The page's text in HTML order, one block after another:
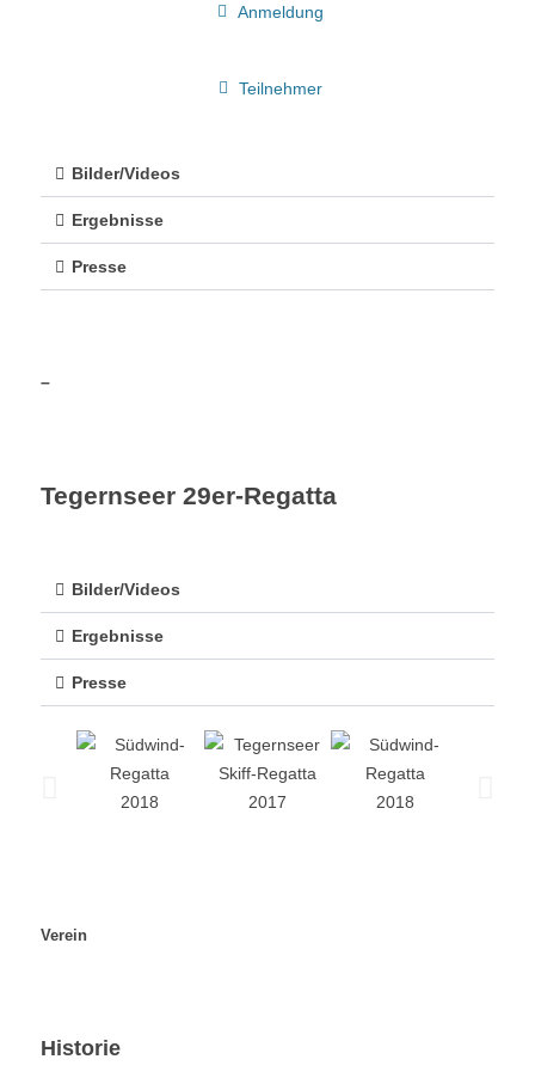
Anmeldung
Teilnehmer
Bilder/Videos
Ergebnisse
Presse
–
Tegernseer 29er-Regatta
Bilder/Videos
Ergebnisse
Presse
2018 2017 2018
Verein
Historie